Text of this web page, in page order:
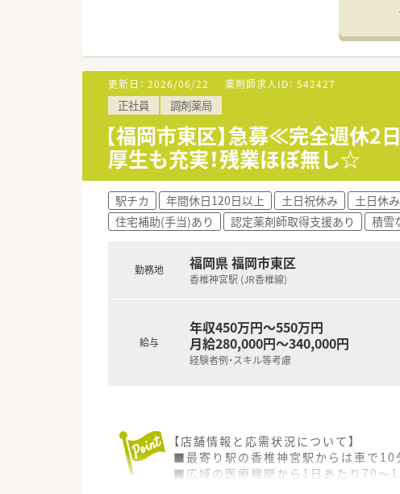
■今後の店舗展開とサービス拡充のた
■地域住民の健康をサポートすること
■チームワークを大切にし、周囲と協
【勤務実態について】
■基本的に残業は少なく、18時半から
■一人あたりの処方箋枚数は1日25枚
■有給休暇の取得促進にも力を入れて
【やりがい/おすすめポイント】
■地域住民の生活をトータルサポート
■最新の監査システムなど機械化を進
■社員割引制度や退職金制度など、従
更新日： 2026/06/22 薬剤師求人ID： 542427
正社員 調剤薬局
【福岡市東区】急募≪完全週休
厚生も充実！残業ほぼ無し☆
駅チカ 年間休日120日以上 土日祝休み 土日休
住宅補助(手当)あり
認定薬剤師取得支援あり 積雪
勤務地 福岡県 福岡市東区
香椎神宮駅 (JR香椎線)
給与
年収450万円～550万円
月給280,000円～340,000円
経験者例・スキル等考慮
【店舗情報と応需状況について】
■最寄り駅の香椎神宮駅からは車で10
■広域の医療機関から1日あたり70～